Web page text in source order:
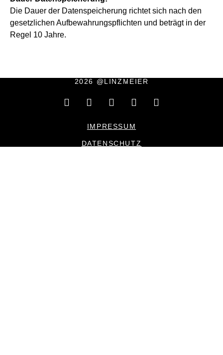
Die Dauer der Datenspeicherung richtet sich nach den
gesetzlichen Aufbewahrungspflichten und beträgt in der
Regel 10 Jahre.
2026 @LINZMEIER
IMPRESSUM
DATENSCHUTZ